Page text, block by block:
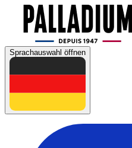
Sprachauswahl öffnen